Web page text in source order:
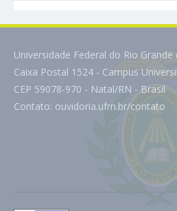
Universidade Federal do Rio
Caixa Postal 1524 - Campus
CEP 59078-970 - Natal/RN - Brasil
Contato: ouvidoria.ufrn.br/contato